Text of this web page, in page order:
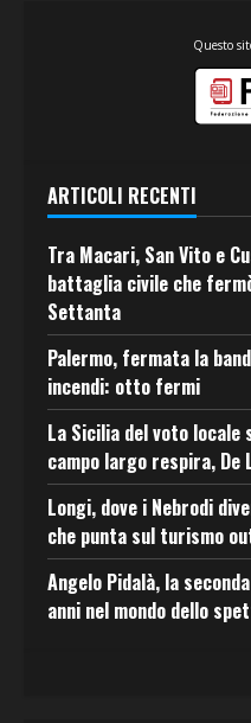
Questo
ARTICOLI RECENTI
Tra Macari, San Vito e
battaglia civile che
Settanta
Palermo, fermata la
incendi: otto fermi
La Sicilia del voto
campo largo respira, De
Longi, dove i Nebrodi
che punta sul turismo
Angelo Pidalà, la
anni nel mondo dello